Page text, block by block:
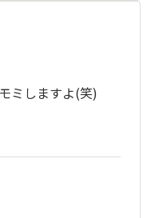
ミしますよ(笑)